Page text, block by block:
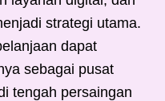
strategi utama.
dapat
sebagai pusat
tengah persaingan